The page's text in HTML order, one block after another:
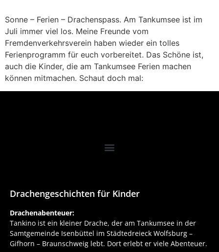
Sonne – Ferien – Drachenspass. Am Tankumsee ist im
Juli immer viel los. Meine Freunde vom
Fremdenverkehrsverein haben wieder ein tolles
Ferienprogramm für euch vorbereitet. Das Schöne ist,
auch die Kinder, die am Tankumsee Ferien machen
können mitmachen. Schaut doch mal:
Drachengeschichten für Kinder
Drachenabenteuer:
Tankino ist ein kleiner Drache, der am Tankumsee in der
Samtgemeinde Isenbüttel im Städtedreieck Wolfsburg –
Gifhorn – Braunschweig lebt. Dort erlebt er viele Abenteuer.